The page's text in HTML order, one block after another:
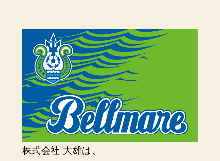
株式会社 大雄は、